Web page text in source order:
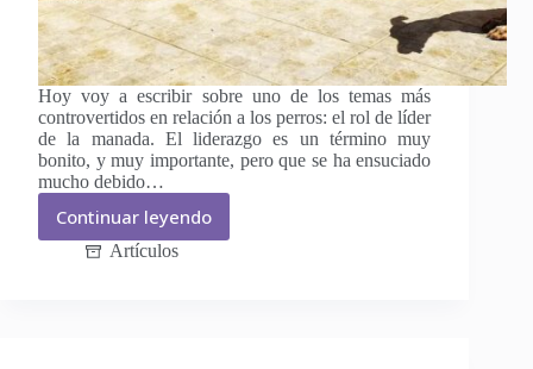
Hoy voy a escribir sobre uno de los temas más
controvertidos en relación a los perros: el rol de líder
de la manada. El liderazgo es un término muy
bonito, y muy importante, pero que se ha ensuciado
mucho debido…
Continuar leyendo
El
verdadero
Artículos